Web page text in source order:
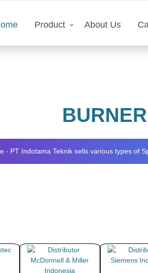
Product About Us
- PT Indotama Teknik sells various types of